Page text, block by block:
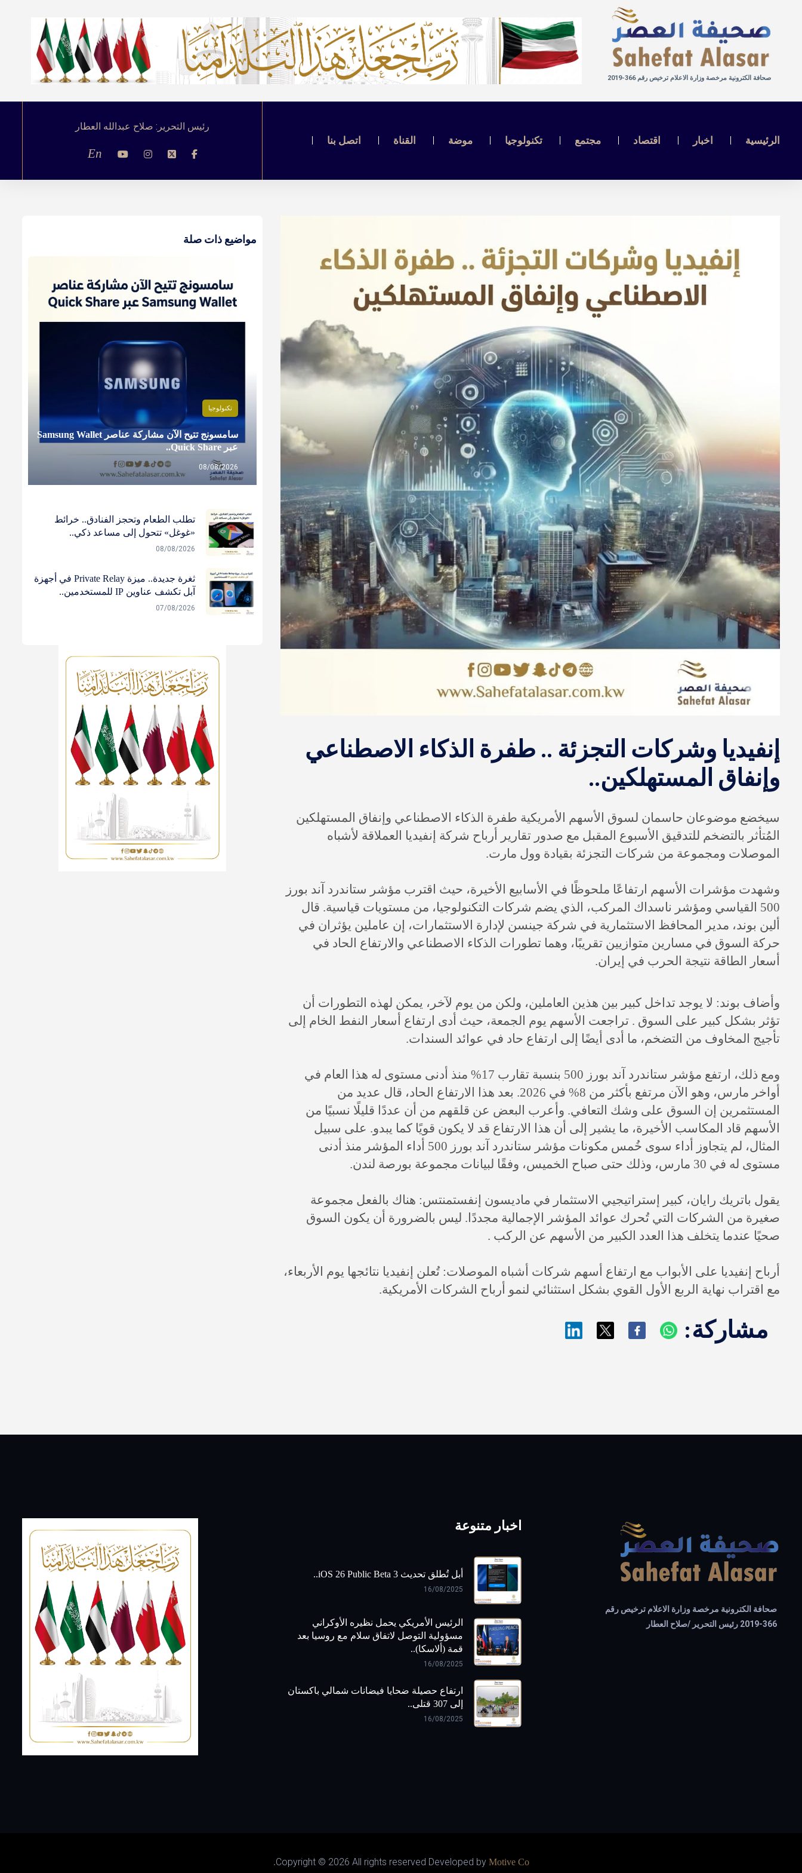
صحافة الكترونية مرخصة وزارة الاعلام ترخيص رقم 366-2019
الرئيسية اخبار اقتصاد مجتمع تكنولوجيا موضة القناة اتصل بنا
رئيس التحرير: صلاح عبدالله العطار
En
إنفيديا وشركات التجزئة .. طفرة الذكاء الاصطناعي
وإنفاق المستهلكين..
سيخضع موضوعان حاسمان لسوق الأسهم الأمريكية طفرة الذكاء الاصطناعي وإنفاق المستهلكين
المُتأثر بالتضخم للتدقيق الأسبوع المقبل مع صدور تقارير أرباح شركة إنفيديا العملاقة لأشباه
الموصلات ومجموعة من شركات التجزئة بقيادة وول مارت.
وشهدت مؤشرات الأسهم ارتفاعًا ملحوظًا في الأسابيع الأخيرة، حيث اقترب مؤشر ستاندرد آند بورز
500 القياسي ومؤشر ناسداك المركب، الذي يضم شركات التكنولوجيا، من مستويات قياسية. قال
ألين بوند، مدير المحافظ الاستثمارية في شركة جينسن لإدارة الاستثمارات، إن عاملين يؤثران في
حركة السوق في مسارين متوازيين تقريبًا، وهما تطورات الذكاء الاصطناعي والارتفاع الحاد في
أسعار الطاقة نتيجة الحرب في إيران.
وأضاف بوند: لا يوجد تداخل كبير بين هذين العاملين، ولكن من يوم لآخر، يمكن لهذه التطورات أن
تؤثر بشكل كبير على السوق . تراجعت الأسهم يوم الجمعة، حيث أدى ارتفاع أسعار النفط الخام إلى
تأجيج المخاوف من التضخم، ما أدى أيضًا إلى ارتفاع حاد في عوائد السندات.
ومع ذلك، ارتفع مؤشر ستاندرد آند بورز 500 بنسبة تقارب 17% منذ أدنى مستوى له هذا العام في
أواخر مارس، وهو الآن مرتفع بأكثر من 8% في 2026. بعد هذا الارتفاع الحاد، قال عديد من
المستثمرين إن السوق على وشك التعافي. وأعرب البعض عن قلقهم من أن عددًا قليلًا نسبيًا من
الأسهم قاد المكاسب الأخيرة، ما يشير إلى أن هذا الارتفاع قد لا يكون قويًا كما يبدو. على سبيل
المثال، لم يتجاوز أداء سوى خُمس مكونات مؤشر ستاندرد آند بورز 500 أداء المؤشر منذ أدنى
مستوى له في 30 مارس، وذلك حتى صباح الخميس، وفقًا لبيانات مجموعة بورصة لندن.
يقول باتريك رايان، كبير إستراتيجيي الاستثمار في ماديسون إنفستمنتس: هناك بالفعل مجموعة
صغيرة من الشركات التي تُحرك عوائد المؤشر الإجمالية مجددًا. ليس بالضرورة أن يكون السوق
صحيًا عندما يتخلف هذا العدد الكبير من الأسهم عن الركب .
أرباح إنفيديا على الأبواب مع ارتفاع أسهم شركات أشباه الموصلات: تُعلن إنفيديا نتائجها يوم الأربعاء،
مع اقتراب نهاية الربع الأول القوي بشكل استثنائي لنمو أرباح الشركات الأمريكية.
مشاركة:
مواضيع ذات صلة
تكنولوجيا
سامسونج تتيح الآن مشاركة عناصر Samsung Wallet
عبر Quick Share..
08/08/2026
تطلب الطعام وتحجز الفنادق.. خرائط
«غوغل» تتحول إلى مساعد ذكي..
08/08/2026
ثغرة جديدة.. ميزة Private Relay في أجهزة
آبل تكشف عناوين IP للمستخدمين..
07/08/2026
صحافة الكترونية مرخصة وزارة الاعلام ترخيص رقم
366-2019 رئيس التحرير /صلاح العطار
اخبار متنوعة
أبل تُطلق تحديث iOS 26 Public Beta 3..
16/08/2025
الرئيس الأمريكي يحمل نظيره الأوكراني
مسؤولية التوصل لاتفاق سلام مع روسيا بعد
قمة (ألاسكا)..
16/08/2025
ارتفاع حصيلة ضحايا فيضانات شمالي باكستان
إلى 307 قتلى..
16/08/2025
Copyright © 2026 All rights reserved Developed by Motive Co.